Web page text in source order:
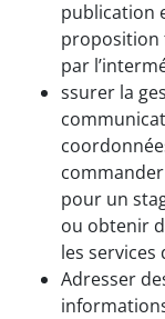
publication
proposition
par
ssurer la
pour un
ou obtenir
les services
Adresser